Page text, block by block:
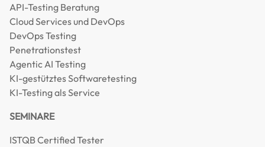
API-Testing Beratung
Cloud Services und DevOps
DevOps Testing
Penetrationstest
Agentic AI Testing
KI-gestütztes Softwaretesting
KI-Testing als Service
SEMINARE
ISTQB Certified Tester